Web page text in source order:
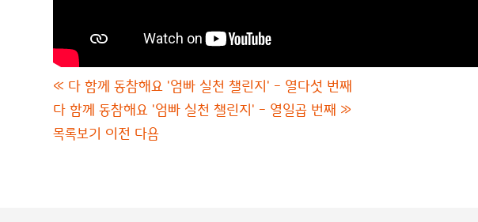
« 다 함께 동참해요 '엄빠 실천 챌린지' - 열다섯 번째
다 함께 동참해요 '엄빠 실천 챌린지' - 열일곱 번째 »
목록보기 이전 다음